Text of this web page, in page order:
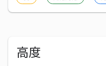
高度